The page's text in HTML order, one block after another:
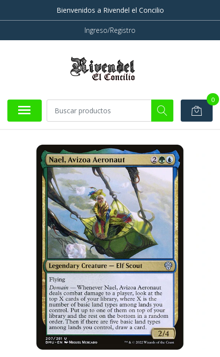
Bienvenidos a Rivendel el Concilio
Ingreso/Registro
0